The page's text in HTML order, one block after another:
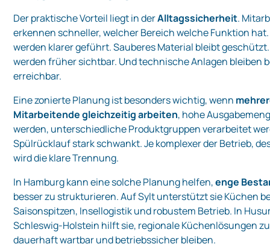
Der praktische Vorteil liegt in derAlltagssicherheit.
erkennen schneller, welcher Bereich welche Funktion
werden klarer geführt. Sauberes Material bleibt
werden früher sichtbar. Und technische Anlagen bleiben
erreichbar.
Eine zonierte Planung ist besonders wichtig, wenn
Mitarbeitende gleichzeitig arbeiten, hohe
werden, unterschiedliche Produktgruppen verarbeitet
Spülrücklauf stark schwankt. Je komplexer der Betrieb,
wird die klare Trennung.
In Hamburg kann eine solche Planung helfen,enge
besser zu strukturieren. Auf Sylt unterstützt sie Küchen
Saisonspitzen, Insellogistik und robustem Betrieb. In
Schleswig-Holstein hilft sie, regionale Küchenlösungen
dauerhaft wartbar und betriebssicher bleiben.